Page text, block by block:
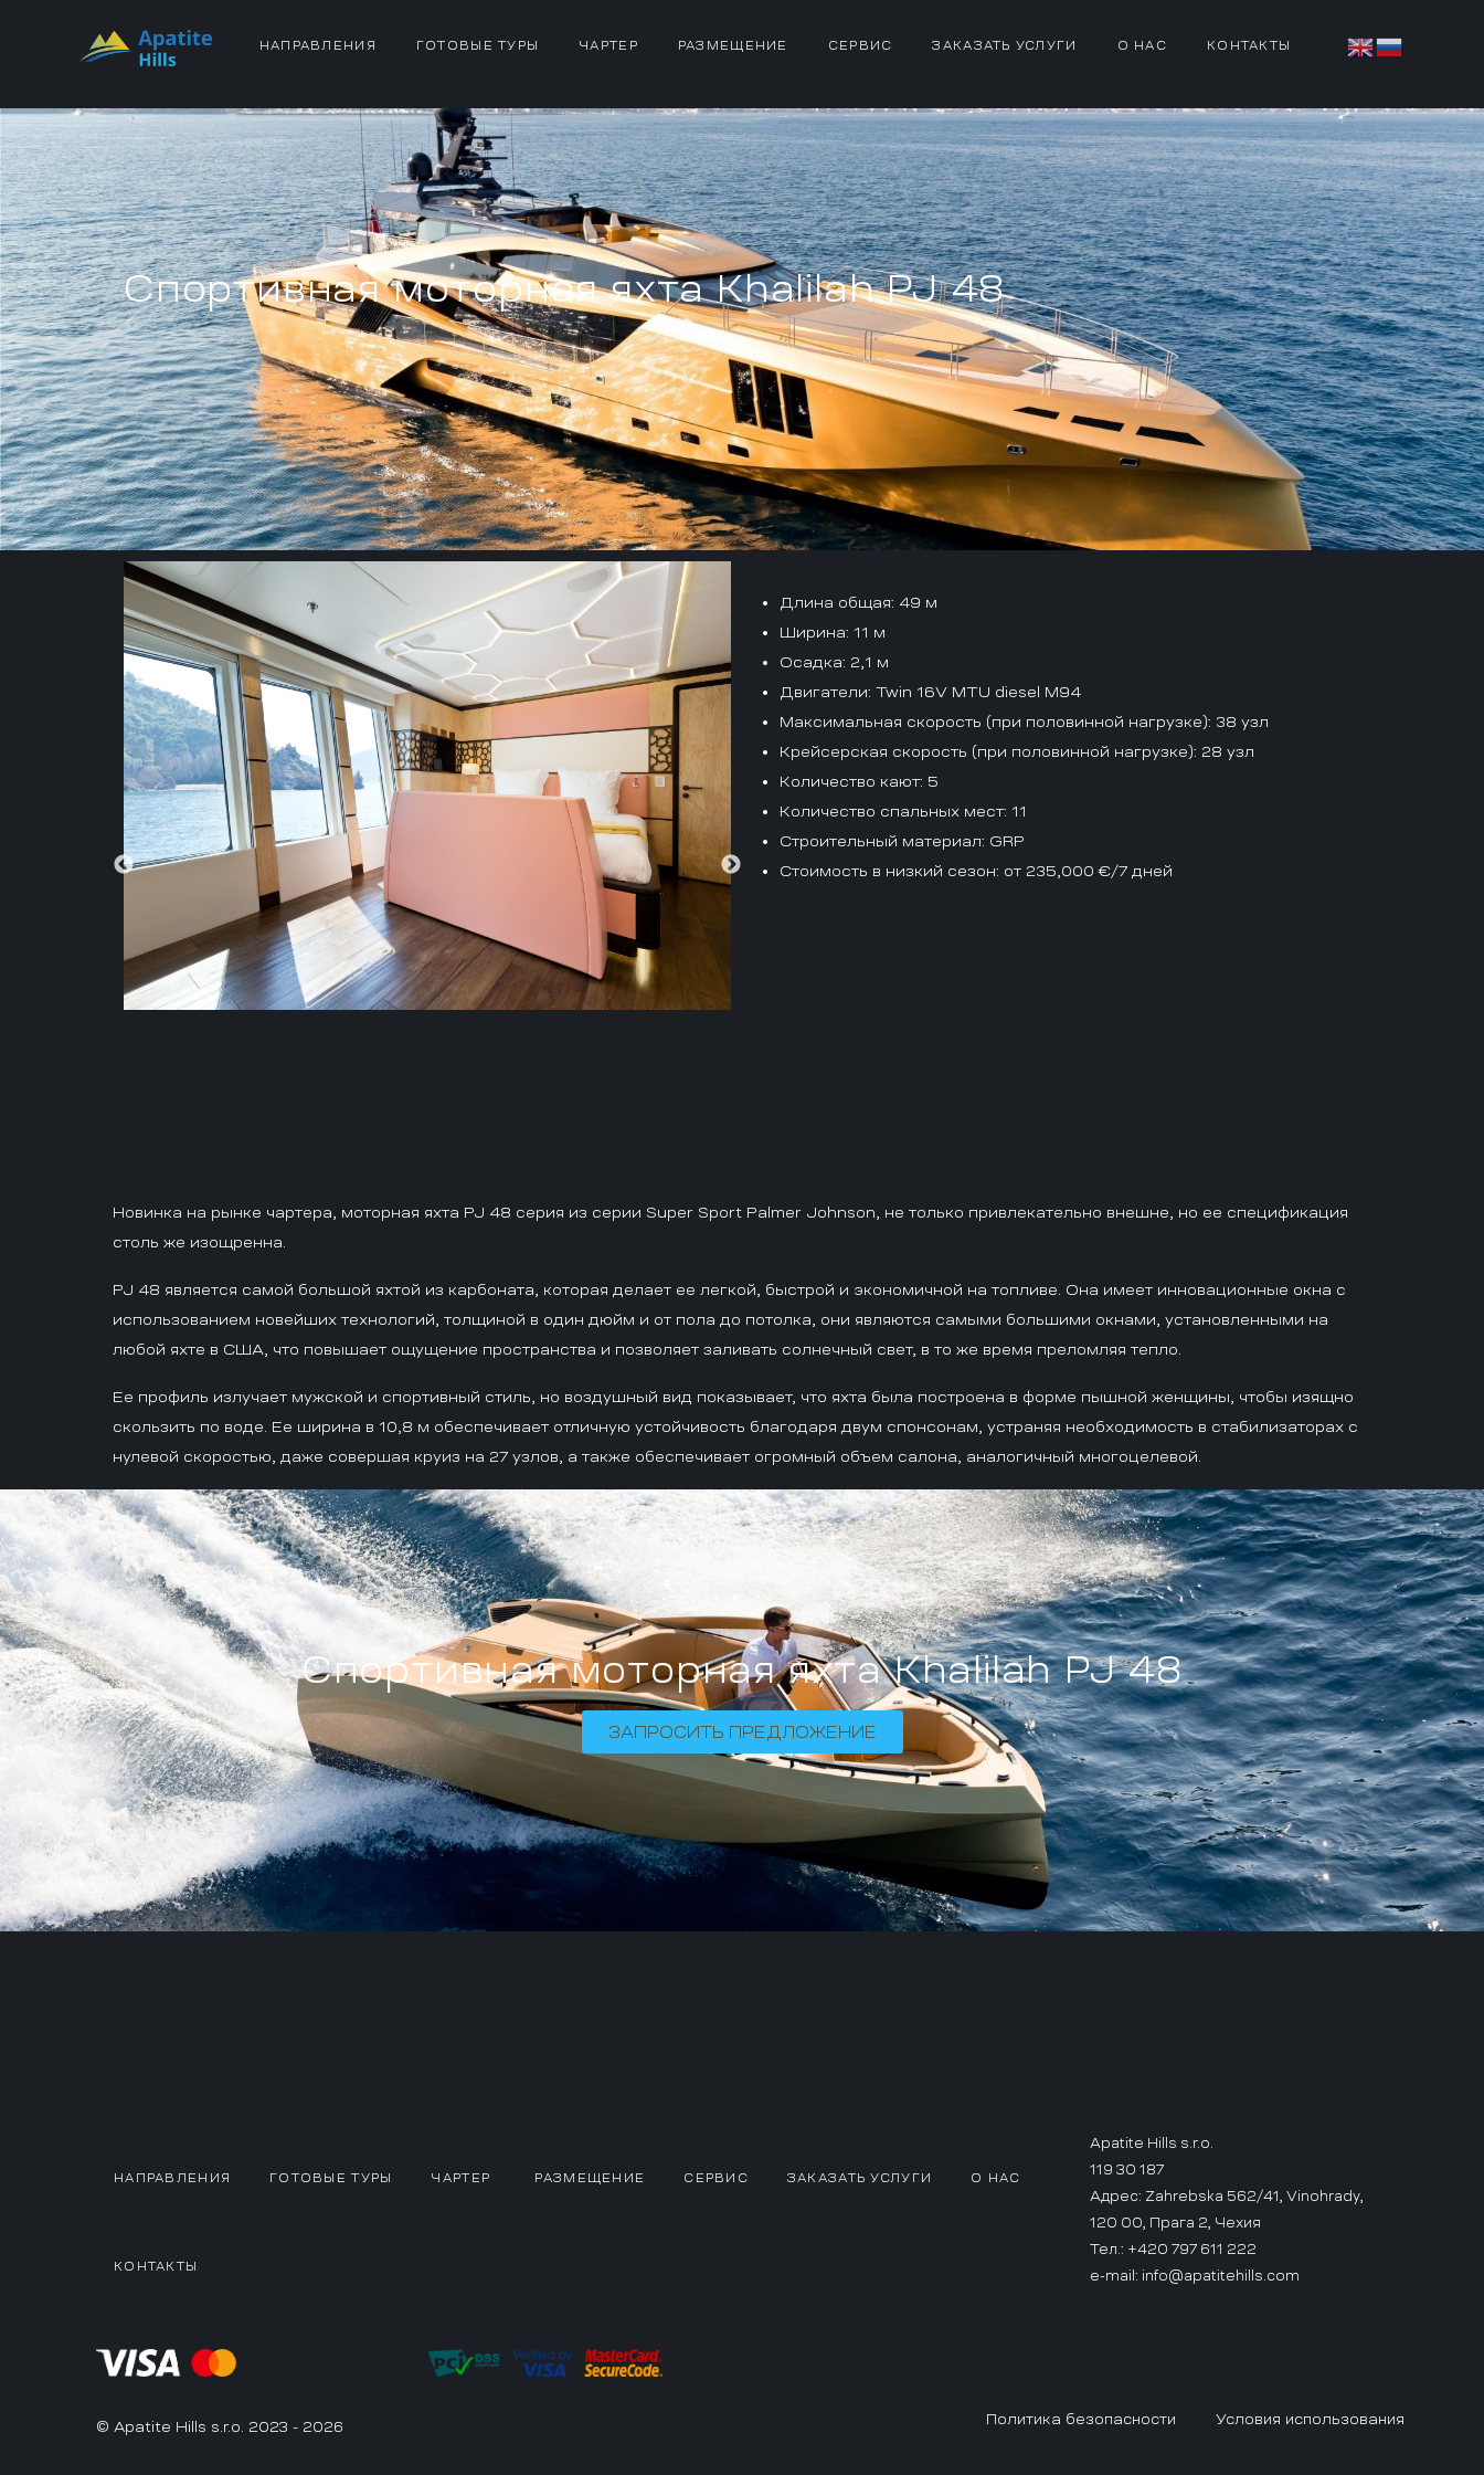
НАПРАВЛЕНИЯ ГОТОВЫЕ ТУРЫ ЧАРТЕР РАЗМЕЩЕНИЕ СЕРВИС ЗАКАЗАТЬ УСЛУГИ О НАС КОНТАКТЫ
Спортивная моторная яхта Khalilah PJ 48
Длина общая: 49 м
Ширина: 11 м
Осадка: 2,1 м
Двигатели: Twin 16V MTU diesel M94
Максимальная скорость (при половинной нагрузке): 38 узл
Крейсерская скорость (при половинной нагрузке): 28 узл
Количество кают: 5
Количество спальных мест: 11
Строительный материал: GRP
Стоимость в низкий сезон: от 235,000 €/7 дней
Новинка на рынке чартера, моторная яхта PJ 48 серия из серии Super Sport Palmer Johnson, не только привлекательно внешне, но ее спецификация
столь же изощренна.
PJ 48 является самой большой яхтой из карбоната, которая делает ее легкой, быстрой и экономичной на топливе. Она имеет инновационные окна с
использованием новейших технологий, толщиной в один дюйм и от пола до потолка, они являются самыми большими окнами, установленными на
любой яхте в США, что повышает ощущение пространства и позволяет заливать солнечный свет, в то же время преломляя тепло.
Ее профиль излучает мужской и спортивный стиль, но воздушный вид показывает, что яхта была построена в форме пышной женщины, чтобы изящно
скользить по воде. Ее ширина в 10,8 м обеспечивает отличную устойчивость благодаря двум спонсонам, устраняя необходимость в стабилизаторах с
нулевой скоростью, даже совершая круиз на 27 узлов, а также обеспечивает огромный объем салона, аналогичный многоцелевой.
Спортивная моторная яхта Khalilah PJ 48
ЗАПРОСИТЬ ПРЕДЛОЖЕНИЕ
НАПРАВЛЕНИЯ ГОТОВЫЕ ТУРЫ ЧАРТЕР РАЗМЕЩЕНИЕ СЕРВИС ЗАКАЗАТЬ УСЛУГИ О НАС
КОНТАКТЫ
Apatite Hills s.r.o.
119 30 187
Адрес: Zahrebska 562/41, Vinohrady,
120 00, Прага 2, Чехия
Тел.: +420 797 611 222
e-mail: info@apatitehills.com
© Apatite Hills s.r.o. 2023 - 2026
Политика безопасности Условия использования